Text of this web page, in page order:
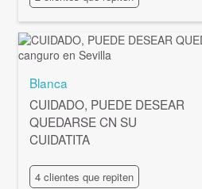
Blanca
CUIDADO, PUEDE DESEAR
QUEDARSE CN SU
CUIDATITA
4 clientes que repiten